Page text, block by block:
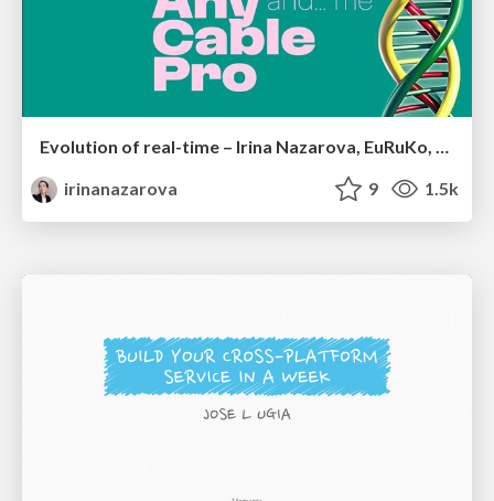
Evolution of real-time – Irina Nazarova, EuRuKo, 2024
irinanazarova
9 1.5k